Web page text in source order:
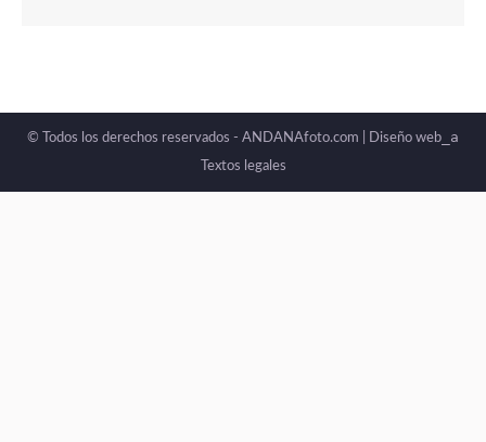
© Todos los derechos reservados - ANDANAfoto.com | Diseño web _a
Textos legales